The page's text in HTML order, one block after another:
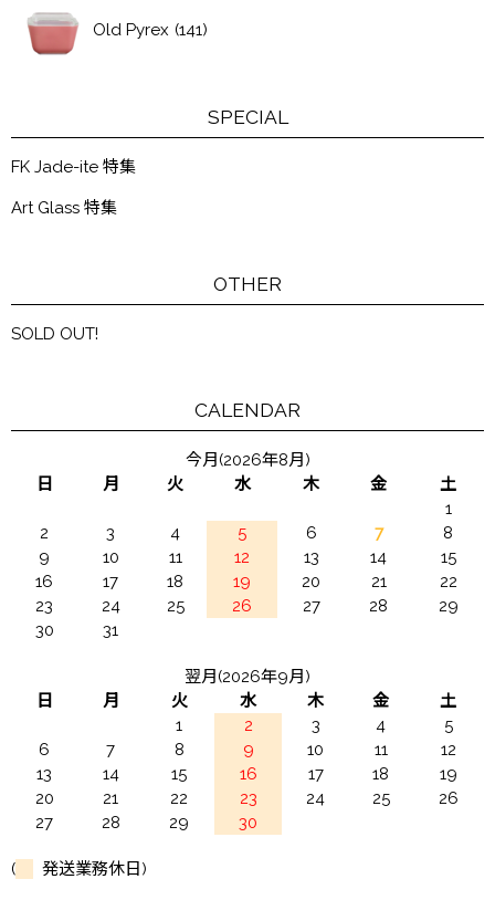
Old Pyrex (141)
SPECIAL
FK Jade-ite 特集
Art Glass 特集
OTHER
SOLD OUT!
CALENDAR
今月(2026年8月)
日
月 火 水 木 金
土
1
2
3 4 5 6 7
8
9
10 11 12 13 14
15
16
17 18 19 20 21
22
23
24 25 26 27 28
29
30
31
翌月(2026年9月)
日
月 火 水 木 金
土
1
2 3 4
5
6
7 8 9 10 11
12
13
14 15 16 17 18
19
20
21 22 23 24 25
26
27
28 29 30
( 発送業務休日)